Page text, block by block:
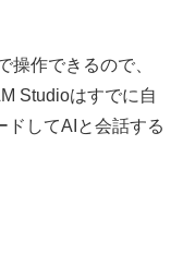
操作できるので、
Studioはすでに自
ドしてAIと会話する